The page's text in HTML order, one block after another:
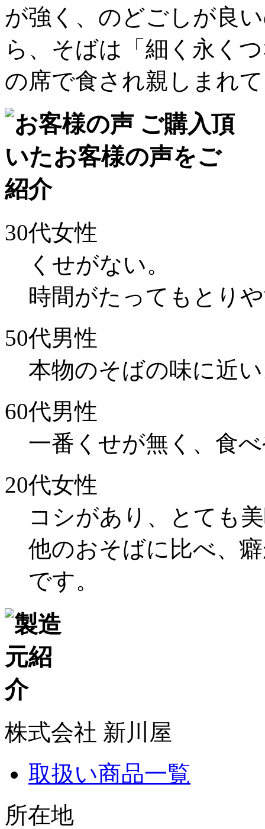
が強く、のどごしが良
ら、そばは「細く永く
の席で食され親しまれ
30代女性
くせがない。
時間がたってもとり
50代男性
本物のそばの味に近
60代男性
一番くせが無く、食
20代女性
コシがあり、とても
他のおそばに比べ、
です。
株式会社 新川屋
取扱い商品一覧
所在地